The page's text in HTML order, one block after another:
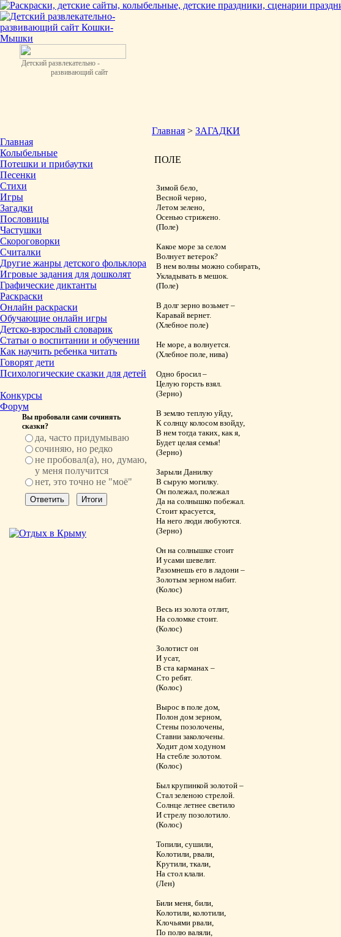
Детский развлекательно -
развивающий сайт
Главная
Колыбельные
Потешки и прибаутки
Песенки
Стихи
Игры
Загадки
Пословицы
Частушки
Скороговорки
Считалки
Другие жанры детского фольклора
Игровые задания для дошколят
Графические диктанты
Раскраски
Онлайн раскраски
Обучающие онлайн игры
Детско-взрослый словарик
Статьи о воспитании и обучении
Как научить ребенка читать
Говорят дети
Психологические сказки для детей
Конкурсы
Форум
Вы пробовали сами сочинять
сказки?
да, часто придумываю
сочиняю, но редко
не пробовал(а), но, думаю,
у меня получится
нет, это точно не "моё"
Главная > ЗАГАДКИ
ПОЛЕ
Зимой бело,
Весной черно,
Летом зелено,
Осенью стрижено.
(Поле)
Какое море за селом
Волнует ветерок?
В нем волны можно собирать,
Укладывать в мешок.
(Поле)
В долг зерно возьмет –
Каравай вернет.
(Хлебное поле)
Не море, а волнуется.
(Хлебное поле, нива)
Одно бросил –
Целую горсть взял.
(Зерно)
В землю теплую уйду,
К солнцу колосом взойду,
В нем тогда таких, как я,
Будет целая семья!
(Зерно)
Зарыли Данилку
В сырую могилку.
Он полежал, полежал
Да на солнышко побежал.
Стоит красуется,
На него люди любуются.
(Зерно)
Он на солнышке стоит
И усами шевелит.
Разомнешь его в ладони –
Золотым зерном набит.
(Колос)
Весь из золота отлит,
На соломке стоит.
(Колос)
Золотист он
И усат,
В ста карманах –
Сто ребят.
(Колос)
Вырос в поле дом,
Полон дом зерном,
Стены позолочены,
Ставни заколочены.
Ходит дом ходуном
На стебле золотом.
(Колос)
Был крупинкой золотой –
Стал зеленою стрелой.
Солнце летнее светило
И стрелу позолотило.
(Колос)
Топили, сушили,
Колотили, рвали,
Крутили, ткали,
На стол клали.
(Лен)
Били меня, били,
Колотили, колотили,
Клочьями рвали,
По полю валяли,